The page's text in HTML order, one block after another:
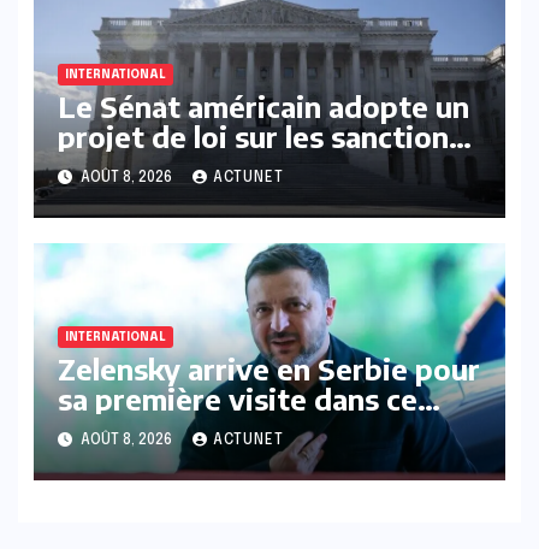
INTERNATIONAL
Le Sénat américain adopte un
projet de loi sur les sanctions
contre la Russie lors d’un vote
bipartisan
AOÛT 8, 2026 ACTUNET
INTERNATIONAL
Zelensky arrive en Serbie pour
sa première visite dans ce
pays des Balkans
AOÛT 8, 2026 ACTUNET